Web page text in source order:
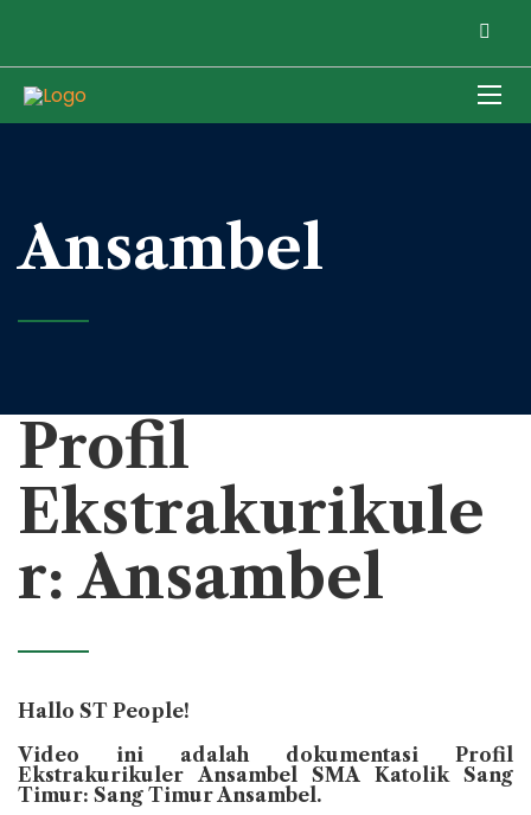
Ansambel
Profil
Ekstrakurikule
r: Ansambel
Hallo ST People!
Video ini adalah dokumentasi Profil
Ekstrakurikuler Ansambel SMA Katolik Sang
Timur: Sang Timur Ansambel.